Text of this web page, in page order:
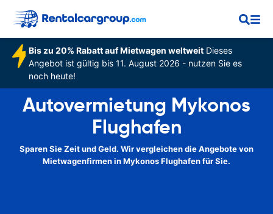
Bis zu 20% Rabatt auf Mietwagen weltweitDieses
Angebot ist gültig bis 11. August 2026 - nutzen Sie es
noch heute!
Autovermietung Mykonos
Flughafen
Sparen Sie Zeit und Geld. Wir vergleichen die Angebote von
Mietwagenfirmen in Mykonos Flughafen für Sie.